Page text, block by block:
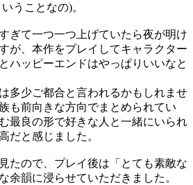
うことなの)。
ぎて一つ一つ上げていたら夜が明け
が、本作をプレイしてキャラクター
ハッピーエンドはやっぱりいいなと
多少ご都合と言われるかもしれませ
も前向きな方向でまとめられてい
最良の形で好きな人と一緒にいられ
だと感じました。
たので、プレイ後は「とても素敵な
余韻に浸らせていただきました。